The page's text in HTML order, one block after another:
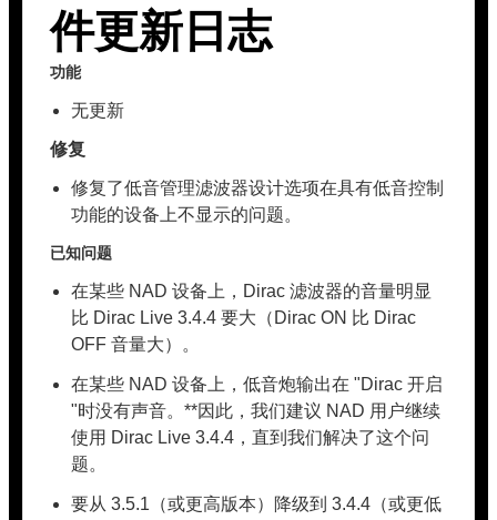
件更新日志
功能
无更新
修复
修复了低音管理滤波器设计选项在具有低音控制
功能的设备上不显示的问题。
已知问题
在某些 NAD 设备上，Dirac 滤波器的音量明显
比 Dirac Live 3.4.4 要大（Dirac ON 比 Dirac
OFF 音量大）。
在某些 NAD 设备上，低音炮输出在 "Dirac 开启
"时没有声音。**因此，我们建议 NAD 用户继续
使用 Dirac Live 3.4.4，直到我们解决了这个问
题。
要从 3.5.1（或更高版本）降级到 3.4.4（或更低